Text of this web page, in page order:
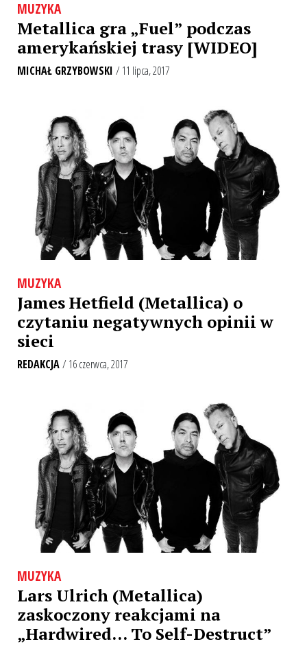
MUZYKA
Metallica gra „Fuel” podczas
amerykańskiej trasy [WIDEO]
MICHAŁ GRZYBOWSKI / 11 lipca, 2017
MUZYKA
James Hetfield (Metallica) o
czytaniu negatywnych opinii w
sieci
REDAKCJA/ 16 czerwca, 2017
MUZYKA
Lars Ulrich (Metallica)
zaskoczony reakcjami na
„Hardwired… To Self-Destruct”